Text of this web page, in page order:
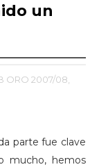
un
ORO 2007/08,
parte fue clave
mucho, hemos